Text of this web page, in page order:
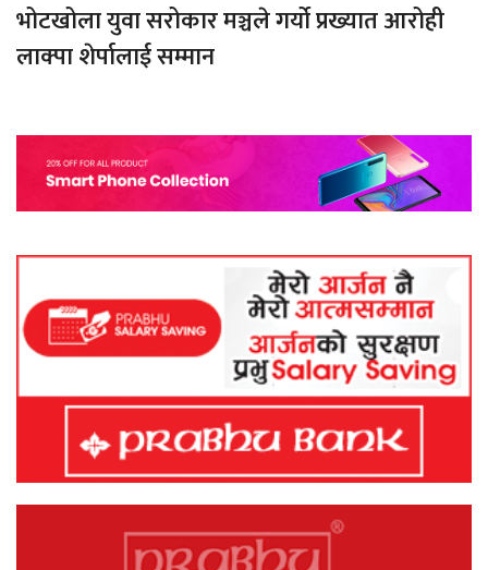
भोटखोला युवा सरोकार मञ्चले गर्यो प्रख्यात आरोही
लाक्पा शेर्पालाई सम्मान